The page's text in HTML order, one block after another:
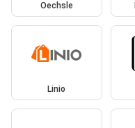
Oechsle
Linio